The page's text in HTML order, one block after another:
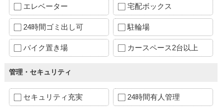
エレベーター 宅配ボックス
24時間ゴミ出し可 駐輪場
バイク置き場 カースペース2台以上
管理・セキュリティ
セキュリティ充実 24時間有人管理